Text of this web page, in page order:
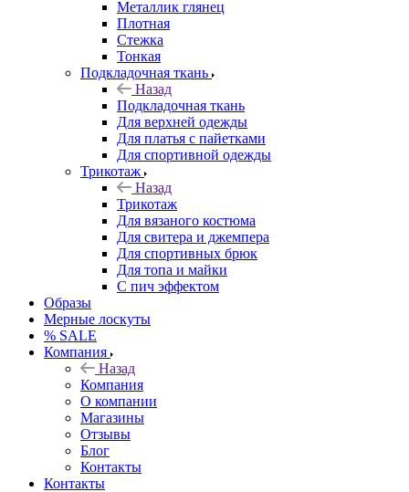
Металлик глянец
Плотная
Стежка
Тонкая
Подкладочная ткань
Назад
Подкладочная ткань
Для верхней одежды
Для платья с пайетками
Для спортивной одежды
Трикотаж
Назад
Трикотаж
Для вязаного костюма
Для свитера и джемпера
Для спортивных брюк
Для топа и майки
С пич эффектом
Образы
Мерные лоскуты
% SALE
Компания
Назад
Компания
О компании
Магазины
Отзывы
Блог
Контакты
Контакты